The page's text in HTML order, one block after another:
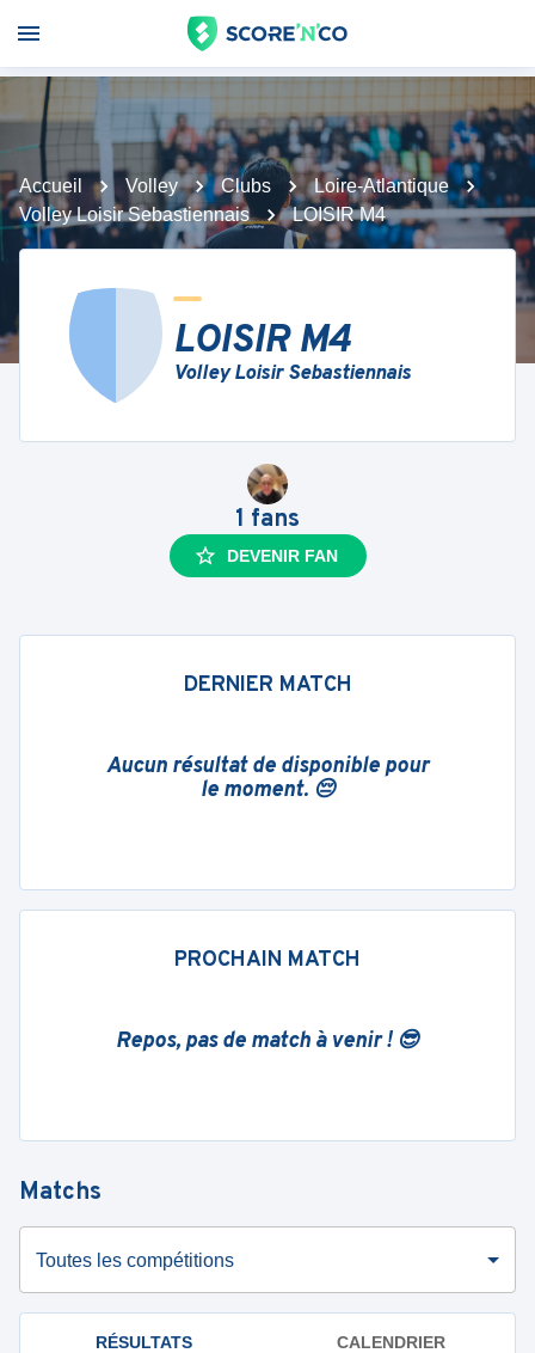
Accueil Volley Clubs
Loire-Atlantique
Volley Loisir Sebastiennais
LOISIR M4
LOISIR M4
Volley Loisir Sebastiennais
1 fans
DEVENIR FAN
DERNIER MATCH
Aucun résultat de disponible pour
le moment. 😔
PROCHAIN MATCH
Repos, pas de match à venir ! 😎
Matchs
Toutes les compétitions
RÉSULTATS CALENDRIER